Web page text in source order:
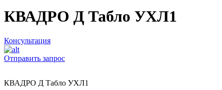
КВАДРО Д Табло УХЛ1
Консультация
Отправить запрос
КВАДРО Д Табло УХЛ1